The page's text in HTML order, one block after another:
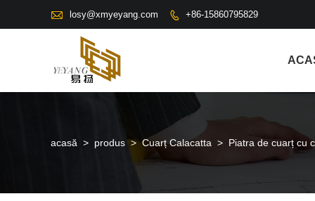
 losy@xmyeyang.com  +86-15860795829
acasă > produs > Cuarț Calacatta > Piatra de cuarț cu